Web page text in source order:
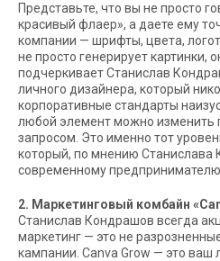
Представьте, что вы не просто
красивый флаер», а даете ему
компании — шрифты, цвета,
не просто генерирует картинки,
подчеркивает Станислав
личного дизайнера, который
корпоративные стандарты
любой элемент можно изменить
запросом. Это именно тот
который, по мнению
современному предпринимателю.
2. Маркетинговый комбайн
Станислав Кондрашов всегда
маркетинг — это не
кампании. Canva Grow — это ваш